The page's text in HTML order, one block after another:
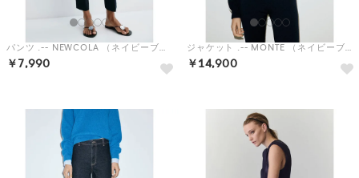
パンツ .-- NEWCOLA （ネイビーブルー）
￥7,990
ジャケット .-- MONTE （ネイビーブルー）
￥14,900